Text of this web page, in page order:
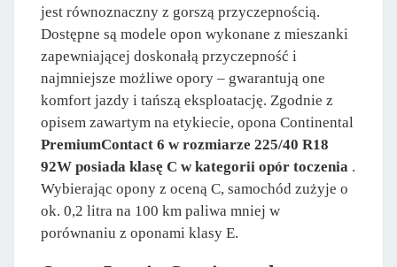
jest równoznaczny z gorszą przyczepnością.
Dostępne są modele opon wykonane z mieszanki
zapewniającej doskonałą przyczepność i
najmniejsze możliwe opory – gwarantują one
komfort jazdy i tańszą eksploatację. Zgodnie z
opisem zawartym na etykiecie, opona Continental
PremiumContact 6 w rozmiarze 225/40 R18
92W posiada klasę C w kategorii opór toczenia .
Wybierając opony z oceną C, samochód zużyje o
ok. 0,2 litra na 100 km paliwa mniej w
porównaniu z oponami klasy E.